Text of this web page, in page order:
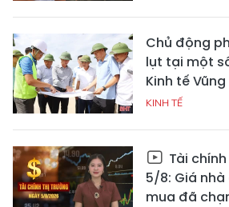
Chủ động
lụt tại một
Kinh tế
KINH TẾ
Tài
5/8: Giá
mua đã